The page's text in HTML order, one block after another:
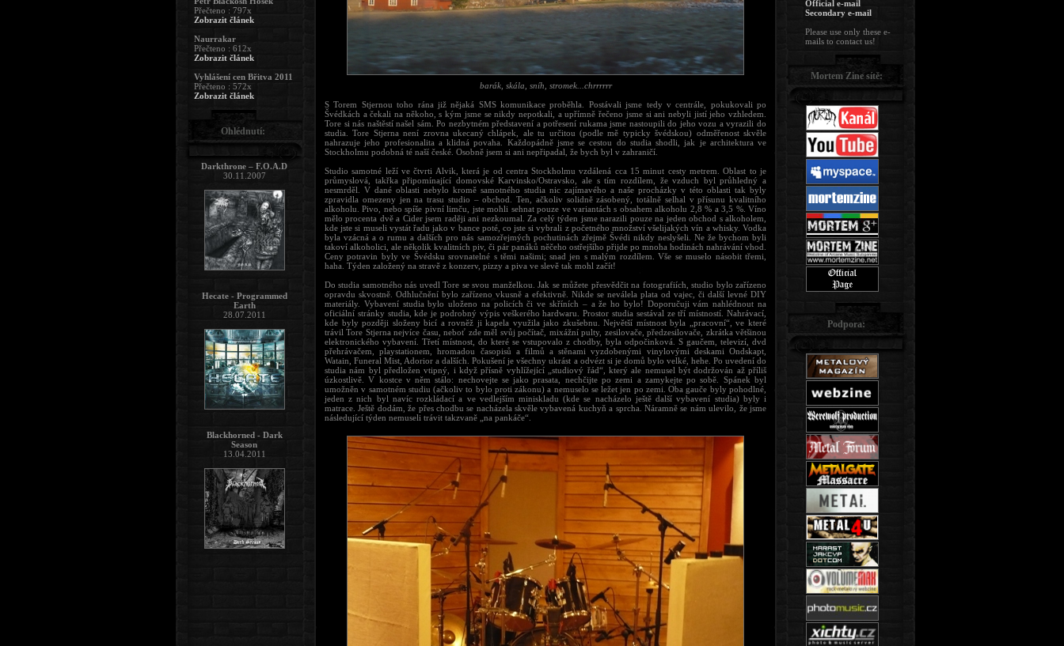
barák, skála, sníh, stromek...chrrrrrr
S Torem Stjernou toho rána již nějaká SMS komunikace proběhla. Postávali jsme tedy v centrále, pokukovali po
Švédkách a čekali na někoho, s kým jsme se nikdy nepotkali, a upřímně řečeno jsme si ani nebyli jistí jeho vzhledem.
Tore si nás naštěstí našel sám. Po nezbytném představení a potřesení rukama jsme nastoupili do jeho vozu a vyrazili do
studia. Tore Stjerna není zrovna ukecaný chlápek, ale tu určitou (podle mě typicky švédskou) odměřenost skvěle
nahrazuje jeho profesionalita a klidná povaha. Každopádně jsme se cestou do studia shodli, jak je architektura ve
Stockholmu podobná té naší české. Osobně jsem si ani nepřipadal, že bych byl v zahraničí.
Studio samotné leží ve čtvrti Alvik, která je od centra Stockholmu vzdálená cca 15 minut cesty metrem. Oblast to je
průmyslová, takřka připomínající domovské Karvinsko/Ostravsko, ale s tím rozdílem, že vzduch byl průhledný a
nesmrděl. V dané oblasti nebylo kromě samotného studia nic zajímavého a naše procházky v této oblasti tak byly
zpravidla omezeny jen na trasu studio – obchod. Ten, ačkoliv solidně zásobený, totálně selhal v přísunu kvalitního
alkoholu. Pivo, nebo spíše pivní limču, jste mohli sehnat pouze ve variantách s obsahem alkoholu 2,8 % a 3,5 %. Víno
mělo procenta dvě a Cider jsem raději ani nezkoumal. Za celý týden jsme narazili pouze na jeden obchod s alkoholem,
kde jste si museli vystát řadu jako v bance poté, co jste si vybrali z početného množství všelijakých vín a whisky. Vodka
byla vzácná a o rumu a dalších pro nás samozřejmých pochutinách zřejmě Švédi nikdy neslyšeli. Ne že bychom byli
takoví alkoholici, ale několik kvalitních piv, či pár panáků něčeho ostřejšího přijde po mnoha hodinách nahrávání vhod.
Ceny potravin byly ve Švédsku srovnatelné s těmi našimi; snad jen s malým rozdílem. Vše se muselo násobit třemi,
haha. Týden založený na stravě z konzerv, pizzy a piva ve slevě tak mohl začít!
Do studia samotného nás uvedl Tore se svou manželkou. Jak se můžete přesvědčit na fotografiích, studio bylo zařízeno
opravdu skvostně. Odhlučnění bylo zařízeno vkusně a efektivně. Nikde se neválela plata od vajec, či další levné DIY
materiály. Vybavení studia bylo uloženo na policích či ve skříních – a že ho bylo! Doporučuji vám nahlédnout na
oficiální stránky studia, kde je podrobný výpis veškerého hardwaru. Prostor studia sestával ze tří místností. Nahrávací,
kde byly později složeny bicí a rovněž ji kapela využila jako zkušebnu. Největší místnost byla „pracovní“, ve které
trávil Tore Stjerna nejvíce času, neboť zde měl svůj počítač, mixážní pulty, zesilovače, předzesilovače, zkrátka většinou
elektronického vybavení. Třetí místnost, do které se vstupovalo z chodby, byla odpočinková. S gaučem, televizí, dvd
přehrávačem, playstationem, hromadou časopisů a filmů a stěnami vyzdobenými vinylovými deskami Ondskapt,
Watain, Funeral Mist, Adorior a dalších. Pokušení je všechny ukrást a odvézt si je domů bylo velké, hehe. Po uvedení do
studia nám byl předložen vtipný, i když přísně vyhlížející „studiový řád“, který ale nemusel být dodržován až příliš
úzkostlivě. V kostce v něm stálo: nechovejte se jako prasata, nechčijte po zemi a zamykejte po sobě. Spánek byl
umožněn v samotném studiu (ačkoliv to bylo proti zákonu) a nemuselo se ležet jen po zemi. Oba gauče byly pohodlné,
jeden z nich byl navíc rozkládací a ve vedlejším miniskladu (kde se nacházelo ještě další vybavení studia) byly i
matrace. Ještě dodám, že přes chodbu se nacházela skvěle vybavená kuchyň a sprcha. Náramně se nám ulevilo, že jsme
následující týden nemuseli trávit takzvaně „na pankáče“.
Přečteno : 797x
Zobrazit článek
Naurrakar
Přečteno : 612x
Zobrazit článek
Vyhlášení cen Břitva 2011
Přečteno : 572x
Zobrazit článek
Ohlédnutí:
Darkthrone – F.O.A.D
30.11.2007
Hecate - Programmed
Earth
28.07.2011
Blackhorned - Dark
Season
13.04.2011
Official e-mail
Secondary e-mail
Please use only these e-
mails to contact us!
Mortem Zine sítě:
Podpora: